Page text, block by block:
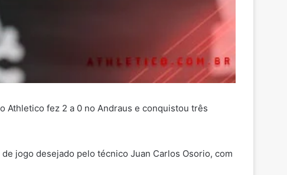
Athletico fez 2 a 0 no Andraus e conquistou três
jogo desejado pelo técnico Juan Carlos Osorio, com